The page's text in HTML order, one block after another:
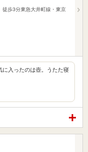
歩3分東急大井町線・東京
に入ったのは壺。うたた寝